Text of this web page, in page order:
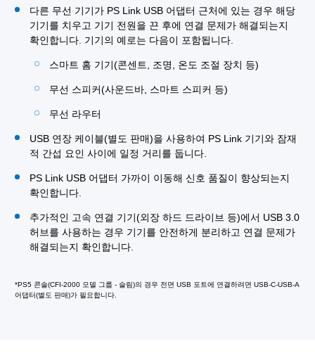
다른 무선 기기가 PS Link USB 어댑터 근처에 있는 경우 해당
기기를 치우고 기기 전원을 끈 후에 연결 문제가 해결되는지
확인합니다. 기기의 예로는 다음이 포함됩니다.
스마트 홈 기기(콘센트, 조명, 온도 조절 장치 등)
무선 스피커(사운드바, 스마트 스피커 등)
무선 라우터
USB 연장 케이블(별도 판매)을 사용하여 PS Link 기기와 잠재
적 간섭 요인 사이에 일정 거리를 둡니다.
PS Link USB 어댑터 가까이 이동해 신호 품질이 향상되는지
확인합니다.
추가적인 고속 연결 기기(외장 하드 드라이브 등)에서 USB 3.0
허브를 사용하는 경우 기기를 안전하게 분리하고 연결 문제가
해결되는지 확인합니다.
*PS5 콘솔(CFI-2000 모델 그룹 - 슬림)의 경우 전면 USB 포트에 연결하려면 USB-C-USB-A
어댑터(별도 판매)가 필요합니다.